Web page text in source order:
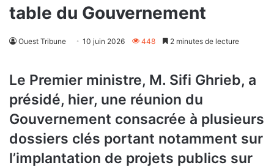
table du Gouvernement
Ouest Tribune 10 juin 2026 448 2 minutes de lecture
Le Premier ministre, M. Sifi Ghrieb, a
présidé, hier, une réunion du
Gouvernement consacrée à plusieurs
dossiers clés portant notamment sur
l’implantation de projets publics sur